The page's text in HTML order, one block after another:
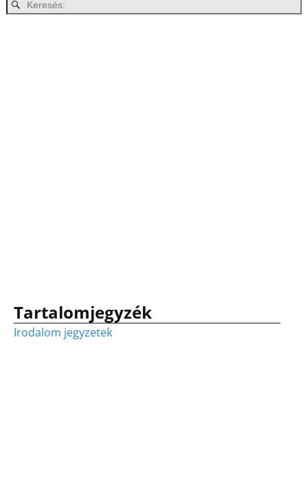
Tartalomjegyzék
Irodalom jegyzetek